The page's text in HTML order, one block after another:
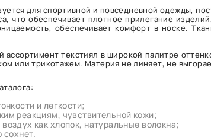
для спортивной и повседневной одежды,
что обеспечивает плотное прилегание
обеспечивает комфорт в носке.
текстиял в широкой палитре
или трикотажем. Материя не линяет, не
и легкости;
реакциям, чувствительной кожи;
как хлопок, натуральные волокна;
сохнет.